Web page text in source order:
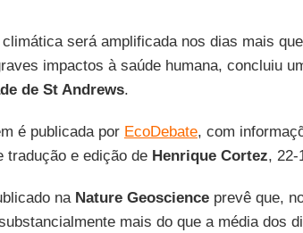
climática será amplificada nos dias mais
impactos à saúde humana, concluiu
de St Andrews.
é publicada por EcoDebate, com
tradução e edição de Henrique Cortez, 22-
na Nature Geoscienceprevê que,
mais do que a média dos